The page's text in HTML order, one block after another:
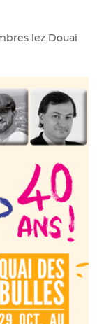
lez Douai